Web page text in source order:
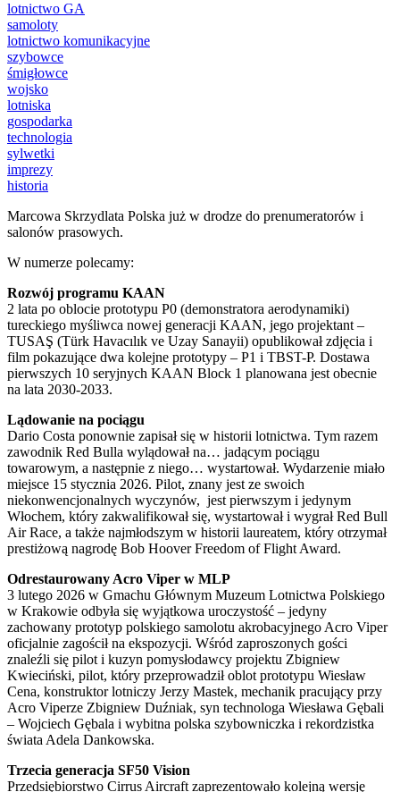
lotnictwo GA
samoloty
lotnictwo komunikacyjne
szybowce
śmigłowce
wojsko
lotniska
gospodarka
technologia
sylwetki
imprezy
historia
Marcowa Skrzydlata Polska już w drodze do prenumeratorów i
salonów prasowych.
W numerze polecamy:
Rozwój programu KAAN
2 lata po oblocie prototypu P0 (demonstratora aerodynamiki)
tureckiego myśliwca nowej generacji KAAN, jego projektant –
TUSAŞ (Türk Havacılık ve Uzay Sanayii) opublikował zdjęcia i
film pokazujące dwa kolejne prototypy – P1 i TBST-P. Dostawa
pierwszych 10 seryjnych KAAN Block 1 planowana jest obecnie
na lata 2030-2033.
Lądowanie na pociągu
Dario Costa ponownie zapisał się w historii lotnictwa. Tym razem
zawodnik Red Bulla wylądował na… jadącym pociągu
towarowym, a następnie z niego… wystartował. Wydarzenie miało
miejsce 15 stycznia 2026. Pilot, znany jest ze swoich
niekonwencjonalnych wyczynów, jest pierwszym i jedynym
Włochem, który zakwalifikował się, wystartował i wygrał Red Bull
Air Race, a także najmłodszym w historii laureatem, który otrzymał
prestiżową nagrodę Bob Hoover Freedom of Flight Award.
Odrestaurowany Acro Viper w MLP
3 lutego 2026 w Gmachu Głównym Muzeum Lotnictwa Polskiego
w Krakowie odbyła się wyjątkowa uroczystość – jedyny
zachowany prototyp polskiego samolotu akrobacyjnego Acro Viper
oficjalnie zagościł na ekspozycji. Wśród zaproszonych gości
znaleźli się pilot i kuzyn pomysłodawcy projektu Zbigniew
Kwieciński, pilot, który przeprowadził oblot prototypu Wiesław
Cena, konstruktor lotniczy Jerzy Mastek, mechanik pracujący przy
Acro Viperze Zbigniew Duźniak, syn technologa Wiesława Gębali
– Wojciech Gębala i wybitna polska szybowniczka i rekordzistka
świata Adela Dankowska.
Trzecia generacja SF50 Vision
Przedsiębiorstwo Cirrus Aircraft zaprezentowało kolejną wersję